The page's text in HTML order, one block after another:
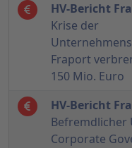
HV-Bericht
Krise der
Fraport
150 Mio. Euro
HV-Bericht
Befremdlicher
Corporate